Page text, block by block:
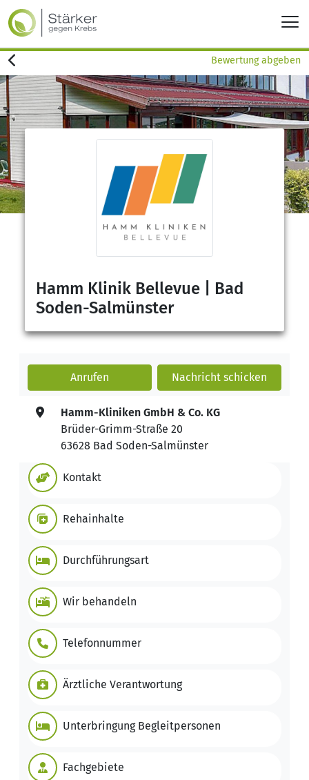
Bewertung abgeben
Hamm Klinik Bellevue | Bad
Soden-Salmünster
Anrufen Nachricht schicken
Hamm-Kliniken GmbH & Co. KG
Brüder-Grimm-Straße 20
63628 Bad Soden-Salmünster
Kontakt
Rehainhalte
Durchführungsart
Wir behandeln
Telefonnummer
Ärztliche Verantwortung
Unterbringung Begleitpersonen
Fachgebiete